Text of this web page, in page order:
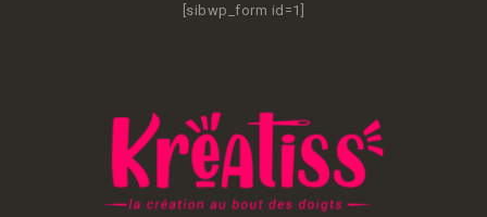
[sibwp_form id=1]